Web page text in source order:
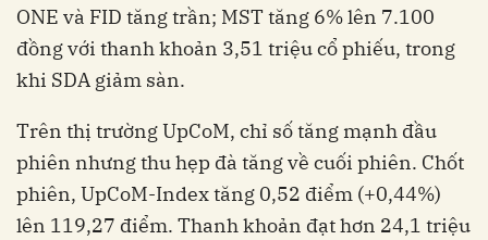
ONE và FID tăng trần; MST tăng 6% lên 7.100
đồng với thanh khoản 3,51 triệu cổ phiếu, trong
khi SDA giảm sàn.
Trên thị trường UpCoM, chỉ số tăng mạnh đầu
phiên nhưng thu hẹp đà tăng về cuối phiên. Chốt
phiên, UpCoM-Index tăng 0,52 điểm (+0,44%)
lên 119,27 điểm. Thanh khoản đạt hơn 24,1 triệu